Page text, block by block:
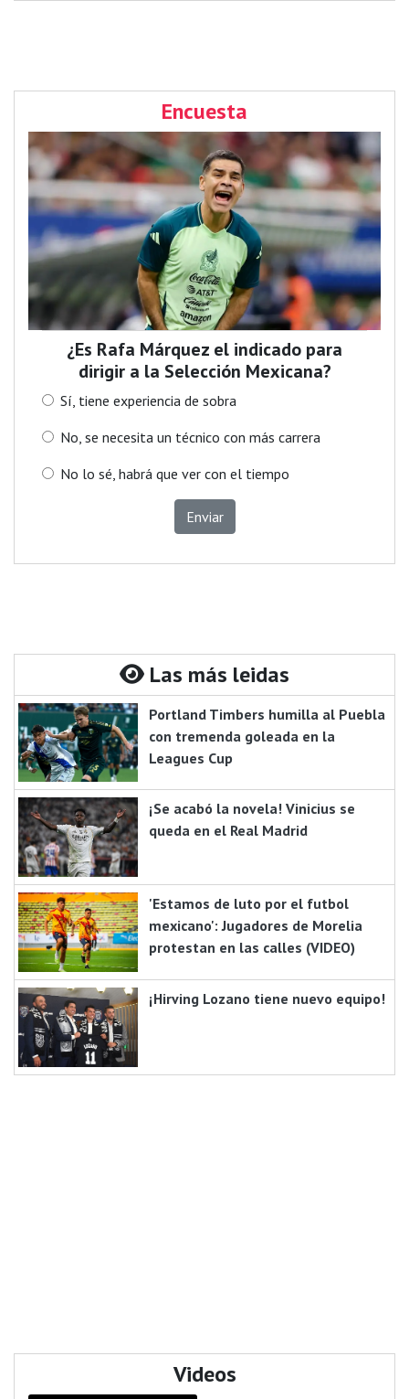
Encuesta
¿Es Rafa Márquez el indicado para
dirigir a la Selección Mexicana?
Sí, tiene experiencia de sobra
No, se necesita un técnico con más carrera
No lo sé, habrá que ver con el tiempo
Enviar
Las más leidas
Portland Timbers humilla al Puebla
con tremenda goleada en la
Leagues Cup
¡Se acabó la novela! Vinicius se
queda en el Real Madrid
'Estamos de luto por el futbol
mexicano': Jugadores de Morelia
protestan en las calles (VIDEO)
¡Hirving Lozano tiene nuevo equipo!
Videos